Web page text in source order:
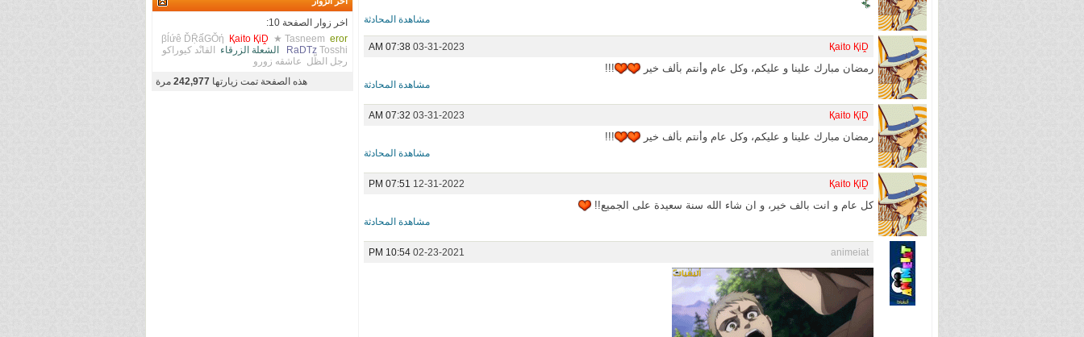
مشاهدة المحادثة
03-31-2023
07:38 AM Қaito ҚiḒ
رمضان مبارك علينا و عليكم، وكل عام وأنتم بألف خير !!!
مشاهدة المحادثة
03-31-2023
07:32 AM Қaito ҚiḒ
رمضان مبارك علينا و عليكم، وكل عام وأنتم بألف خير !!!
مشاهدة المحادثة
12-31-2022
07:51 PM Қaito ҚiḒ
كل عام و انت بالف خير، و ان شاء الله سنة سعيدة على الجميع!!
مشاهدة المحادثة
02-23-2021
10:54 PM animeiat
اخر زوار الصفحة 10:
βĺứê ĎṜấGŎή
Қaito ҚiḒ ★ Tasneem eror
RaDTz Tosshi الشعلة الزرقاء
القاىْد كيوراكو
رجل الظّل عاشقه زورو
هذه الصفحة تمت زيارتها 242,977 مرة